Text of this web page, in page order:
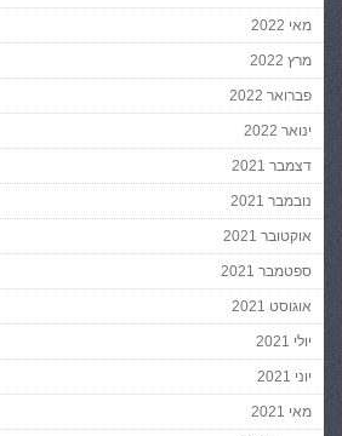
מאי 2022
מרץ 2022
פברואר 2022
ינואר 2022
דצמבר 2021
נובמבר 2021
אוקטובר 2021
ספטמבר 2021
אוגוסט 2021
יולי 2021
יוני 2021
מאי 2021